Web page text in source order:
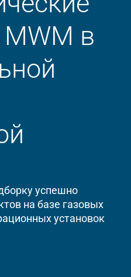
в
успешно
на базе газовых
установок